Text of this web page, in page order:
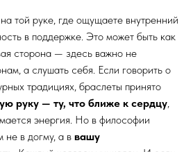
той руке, где ощущаете внутренний
в поддержке. Это может быть как
сторона — здесь важно не
а слушать себя. Если говорить о
традициях, браслеты принято
руку — ту, что ближе к сердцу,
энергия. Но в философии
в догму, а в вашу